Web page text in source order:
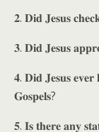
𝟐. 𝐃𝐢𝐝 𝐉𝐞𝐬𝐮𝐬
𝟑. 𝐃𝐢𝐝 𝐉𝐞𝐬𝐮𝐬
𝟒. 𝐃𝐢𝐝 𝐉𝐞𝐬𝐮𝐬
𝐆𝐨𝐬𝐩𝐞𝐥𝐬?
𝟓. 𝐈𝐬 𝐭𝐡𝐞𝐫𝐞 𝐚𝐧𝐲